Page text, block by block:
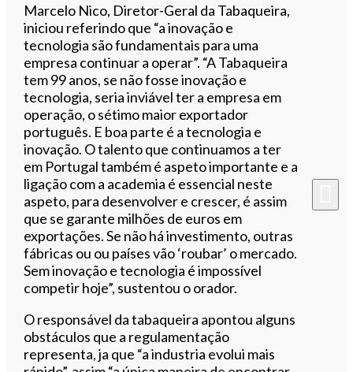
Marcelo Nico, Diretor-Geral da Tabaqueira,
iniciou referindo que “a inovação e
tecnologia são fundamentais para uma
empresa continuar a operar”. “A Tabaqueira
tem 99 anos, se não fosse inovação e
tecnologia, seria inviável ter a empresa em
operação, o sétimo maior exportador
português. E boa parte é a tecnologia e
inovação. O talento que continuamos a ter
em Portugal também é aspeto importante e a
ligação com a academia é essencial neste
aspeto, para desenvolver e crescer, é assim
que se garante milhões de euros em
exportações. Se não há investimento, outras
fábricas ou ou países vão ‘roubar’ o mercado.
Sem inovação e tecnologia é impossível
competir hoje”, sustentou o orador.
O responsável da tabaqueira apontou alguns
obstáculos que a regulamentação
representa, ja que “a industria evolui mais